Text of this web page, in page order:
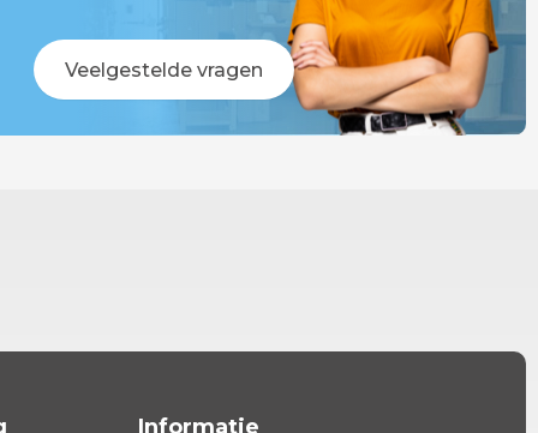
Veelgestelde vragen
Informatie